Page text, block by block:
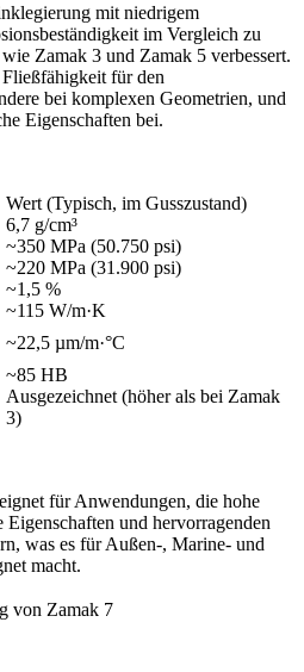
mit niedrigem
im Vergleich zu
Zamak 3 und Zamak 5 verbessert.
für den
bei komplexen Geometrien, und
Eigenschaften bei.
Wert (Typisch, im Gusszustand)
6,7 g/cm³
~350 MPa (50.750 psi)
~220 MPa (31.900 psi)
~1,5 %
~115 W/m·K
~22,5 µm/m·°C
~85 HB
Ausgezeichnet (höher als bei Zamak
3)
für Anwendungen, die hohe
Eigenschaften und hervorragenden
was es für Außen-, Marine- und
macht.
von Zamak 7